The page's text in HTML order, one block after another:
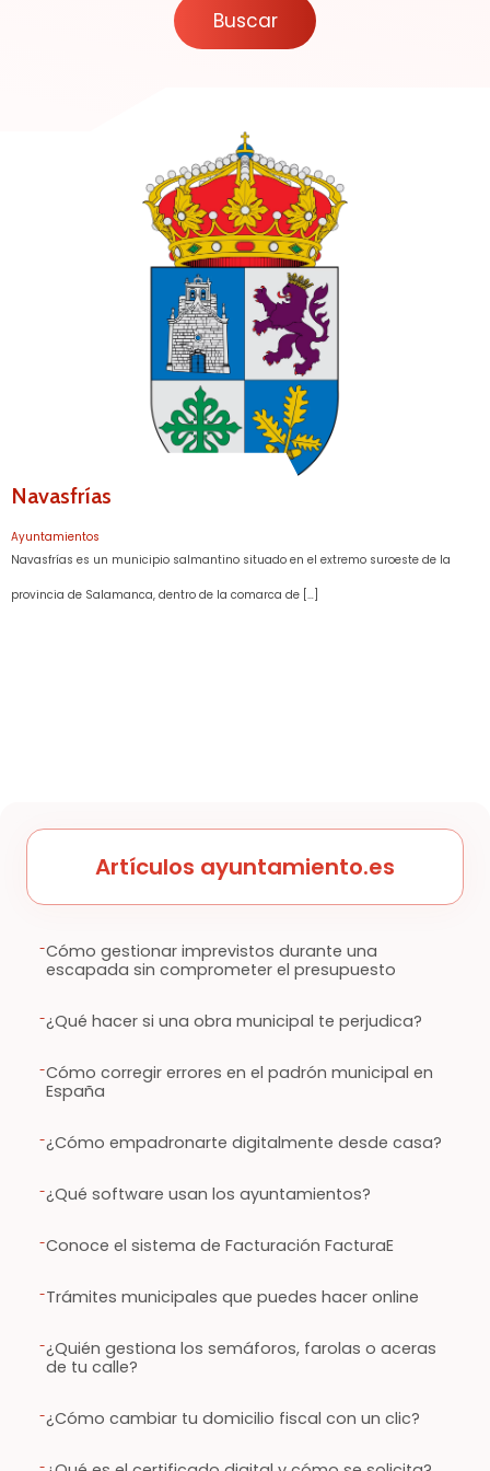
Agenda de eventos
La España Vaciada
Municipios premiados
Pueblos asombrosos
Buscar
Navasfrías
Ayuntamientos
Navasfrías es un municipio salmantino situado en el extremo suroeste de la
provincia de Salamanca, dentro de la comarca de […]
Artículos ayuntamiento.es
-Cómo gestionar imprevistos durante una
escapada sin comprometer el presupuesto
-¿Qué hacer si una obra municipal te perjudica?
-Cómo corregir errores en el padrón municipal en
España
-¿Cómo empadronarte digitalmente desde casa?
-¿Qué software usan los ayuntamientos?
-Conoce el sistema de Facturación FacturaE
-Trámites municipales que puedes hacer online
-¿Quién gestiona los semáforos, farolas o aceras
de tu calle?
-¿Cómo cambiar tu domicilio fiscal con un clic?
-